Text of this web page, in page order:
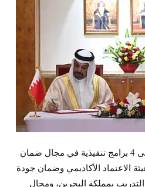
كما وقّع البلدان الشقيقان على 4 برامج تنفيذية في مجال ضمان
الاعتماد الأكاديمي وضمان جودة
بمملكة البحرين، ومجال